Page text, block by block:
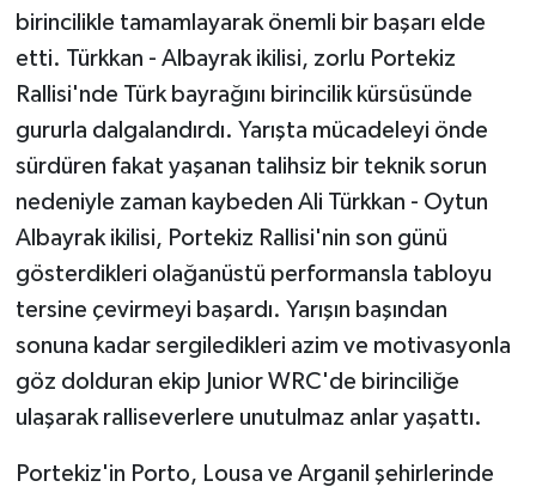
birincilikle tamamlayarak önemli bir başarı elde
etti. Türkkan - Albayrak ikilisi, zorlu Portekiz
Rallisi'nde Türk bayrağını birincilik kürsüsünde
gururla dalgalandırdı. Yarışta mücadeleyi önde
sürdüren fakat yaşanan talihsiz bir teknik sorun
nedeniyle zaman kaybeden Ali Türkkan - Oytun
Albayrak ikilisi, Portekiz Rallisi'nin son günü
gösterdikleri olağanüstü performansla tabloyu
tersine çevirmeyi başardı. Yarışın başından
sonuna kadar sergiledikleri azim ve motivasyonla
göz dolduran ekip Junior WRC'de birinciliğe
ulaşarak ralliseverlere unutulmaz anlar yaşattı.
Portekiz'in Porto, Lousa ve Arganil şehirlerinde